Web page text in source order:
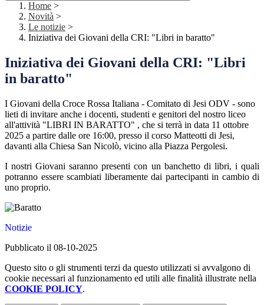
Home >
Novità >
Le notizie >
Iniziativa dei Giovani della CRI: "Libri in baratto"
Iniziativa dei Giovani della CRI: "Libri
in baratto"
I Giovani della Croce Rossa Italiana - Comitato di Jesi ODV - sono
lieti di invitare anche i docenti, studenti e genitori del nostro liceo
all'attività "LIBRI IN BARATTO" , che si terrà in data 11 ottobre
2025 a partire dalle ore 16:00, presso il corso Matteotti di Jesi,
davanti alla Chiesa San Nicolò, vicino alla Piazza Pergolesi.
I nostri Giovani saranno presenti con un banchetto di libri, i quali
potranno essere scambiati liberamente dai partecipanti in cambio di
uno proprio.
Notizie
Pubblicato il 08-10-2025
Questo sito o gli strumenti terzi da questo utilizzati si avvalgono di
cookie necessari al funzionamento ed utili alle finalità illustrate nella
COOKIE POLICY.